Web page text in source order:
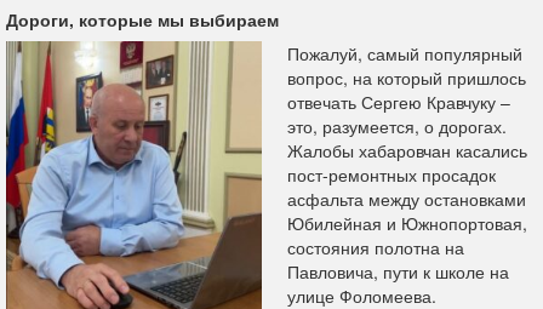
Дороги, которые мы выбираем
Пожалуй, самый популярный
вопрос, на который пришлось
отвечать Сергею Кравчуку –
это, разумеется, о дорогах.
Жалобы хабаровчан касались
пост-ремонтных просадок
асфальта между остановками
Юбилейная и Южнопортовая,
состояния полотна на
Павловича, пути к школе на
улице Фоломеева.